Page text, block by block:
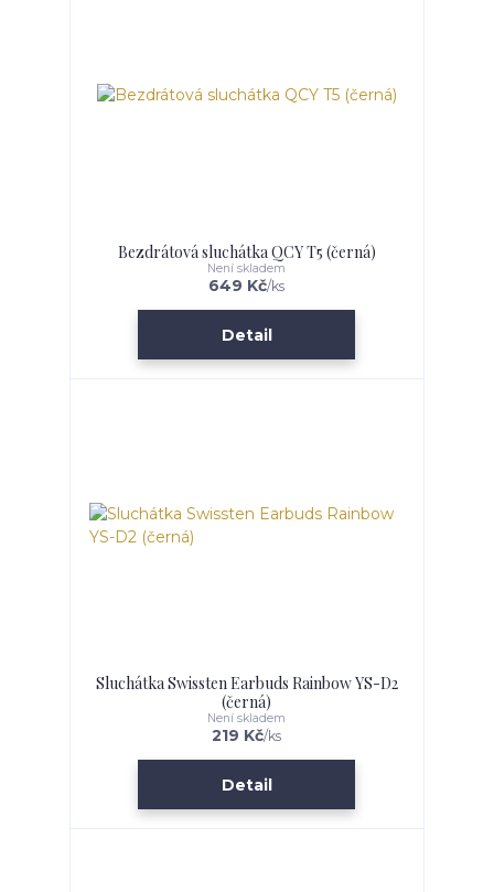
Bezdrátová sluchátka QCY T5 (černá)
649 Kč/ks
Není skladem
Detail
Sluchátka Swissten Earbuds Rainbow YS-D2
(černá)
219 Kč/ks
Není skladem
Detail